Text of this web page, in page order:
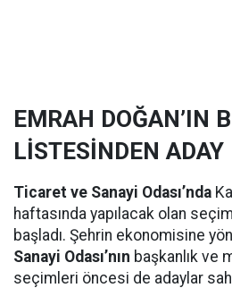
EMRAH DOĞAN’IN
LİSTESİNDEN ADAY
Ticaret ve Sanayi Odası’nda
haftasında yapılacak olan
başladı. Şehrin ekonomisine
Sanayi Odası’nın başkanlık ve
seçimleri öncesi de adaylar